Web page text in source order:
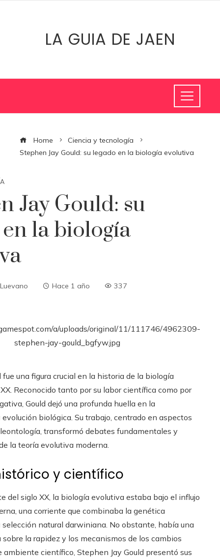
LA GUIA DE JAEN
Home
Ciencia y tecnología
Stephen Jay Gould: su legado en la biología evolutiva
Jay Gould: su
la biología
Hace 1 año 337
fue una figura crucial en la historia de la biología
Reconocido tanto por su labor científica como por
Gould dejó una profunda huella en la
biológica. Su trabajo, centrado en aspectos
transformó debates fundamentales y
la teoría evolutiva moderna.
y científico
del siglo XX, la biología evolutiva estaba bajo el influjo
una corriente que combinaba la genética
natural darwiniana. No obstante, había una
la rapidez y los mecanismos de los cambios
ambiente científico, Stephen Jay Gould presentó sus